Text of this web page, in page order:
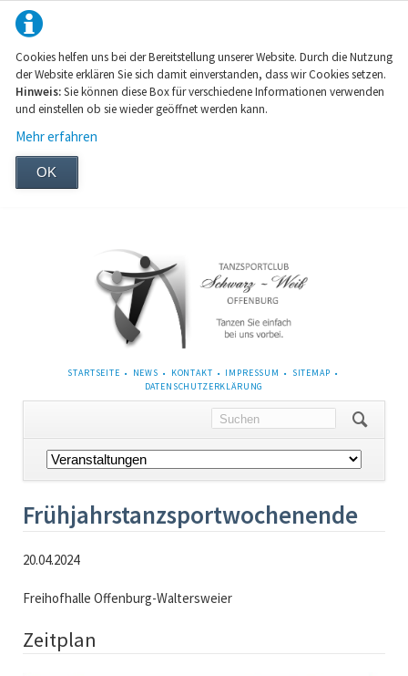
Cookies helfen uns bei der Bereitstellung unserer Website. Durch die Nutzung
der Website erklären Sie sich damit einverstanden, dass wir Cookies setzen.
Hinweis:Sie können diese Box für verschiedene Informationen verwenden
und einstellen ob sie wieder geöffnet werden kann.
Mehr erfahren
OK
NAVIGATION
STARTSEITE NEWS KONTAKT IMPRESSUM
SITEMAP
DATENSCHUTZERKLÄRUNG
Navigation
überspringen
Frühjahrstanzsportwochenende
20.04.2024
Freihofhalle Offenburg-Waltersweier
Zeitplan